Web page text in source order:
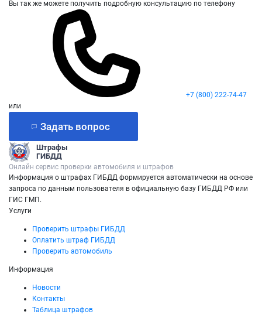
Вы так же можете получить подробную консультацию по телефону
+7 (800) 222-74-47
или
Задать вопрос
Штрафы
ГИБДД
Онлайн сервис проверки автомобиля и штрафов
Информация о штрафах ГИБДД формируется автоматически на основе
запроса по данным пользователя в официальную базу ГИБДД РФ или
ГИС ГМП.
Услуги
Проверить штрафы ГИБДД
Оплатить штраф ГИБДД
Проверить автомобиль
Информация
Новости
Контакты
Таблица штрафов